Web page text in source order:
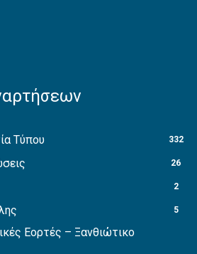
Τύπου 332
26
2
5
Εορτές – Ξανθιώτικο